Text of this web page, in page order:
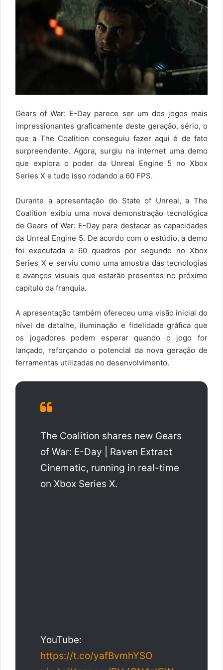
Gears of War: E-Day parece ser um dos jogos mais
impressionantes graficamente deste geração, sério, o
que a The Coalition conseguiu fazer aqui é de fato
surpreendente. Agora, surgiu na internet uma demo
que explora o poder da Unreal Engine 5 no Xbox
Series X e tudo isso rodando a 60 FPS.
Durante a apresentação do State of Unreal, a The
Coalition exibiu uma nova demonstração tecnológica
de Gears of War: E-Day para destacar as capacidades
da Unreal Engine 5. De acordo com o estúdio, a demo
foi executada a 60 quadros por segundo no Xbox
Series X e serviu como uma amostra das tecnologias
e avanços visuais que estarão presentes no próximo
capítulo da franquia.
A apresentação também ofereceu uma visão inicial do
nível de detalhe, iluminação e fidelidade gráfica que
os jogadores podem esperar quando o jogo for
lançado, reforçando o potencial da nova geração de
ferramentas utilizadas no desenvolvimento.
The Coalition shares new Gears
of War: E-Day | Raven Extract
Cinematic, running in real-time
on Xbox Series X.
YouTube:
https://t.co/yafBvmhYSO